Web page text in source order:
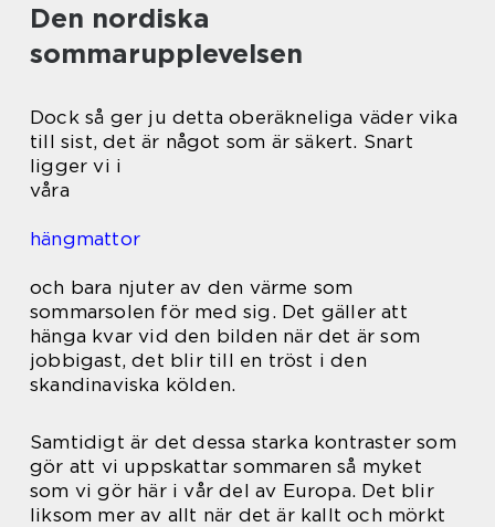
Den nordiska
sommarupplevelsen
Dock så ger ju detta oberäkneliga väder vika
till sist, det är något som är säkert. Snart
ligger vi i
våra
hängmattor
och bara njuter av den värme som
sommarsolen för med sig. Det gäller att
hänga kvar vid den bilden när det är som
jobbigast, det blir till en tröst i den
skandinaviska kölden.
Samtidigt är det dessa starka kontraster som
gör att vi uppskattar sommaren så myket
som vi gör här i vår del av Europa. Det blir
liksom mer av allt när det är kallt och mörkt